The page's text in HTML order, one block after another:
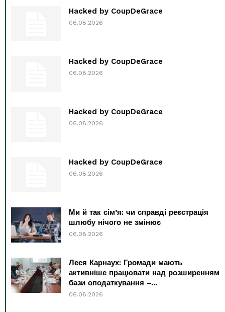
Hacked by CoupDeGrace
06.08.2026
Hacked by CoupDeGrace
06.08.2026
Hacked by CoupDeGrace
06.08.2026
Hacked by CoupDeGrace
06.08.2026
Ми й так сім’я: чи справді реєстрація
шлюбу нічого не змінює
06.08.2026
Леся Карнаух: Громади мають
активніше працювати над розширенням
бази оподаткування –...
06.08.2026